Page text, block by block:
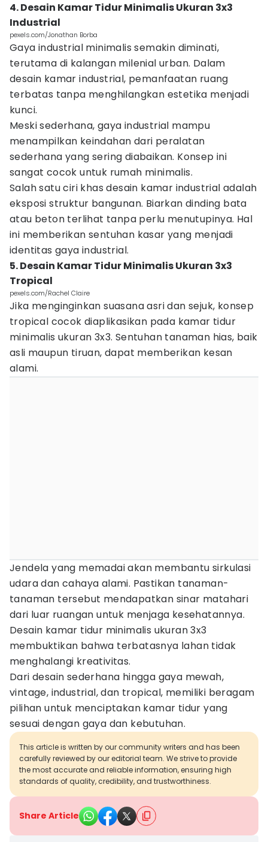
4. Desain Kamar Tidur Minimalis Ukuran 3x3
Industrial
pexels.com/Jonathan Borba
Gaya industrial minimalis semakin diminati,
terutama di kalangan milenial urban. Dalam
desain kamar industrial, pemanfaatan ruang
terbatas tanpa menghilangkan estetika menjadi
kunci.
Meski sederhana, gaya industrial mampu
menampilkan keindahan dari peralatan
sederhana yang sering diabaikan. Konsep ini
sangat cocok untuk rumah minimalis.
Salah satu ciri khas desain kamar industrial adalah
eksposi struktur bangunan. Biarkan dinding bata
atau beton terlihat tanpa perlu menutupinya. Hal
ini memberikan sentuhan kasar yang menjadi
identitas gaya industrial.
5. Desain Kamar Tidur Minimalis Ukuran 3x3
Tropical
pexels.com/Rachel Claire
Jika menginginkan suasana asri dan sejuk, konsep
tropical cocok diaplikasikan pada kamar tidur
minimalis ukuran 3x3. Sentuhan tanaman hias, baik
asli maupun tiruan, dapat memberikan kesan
alami.
Jendela yang memadai akan membantu sirkulasi
udara dan cahaya alami. Pastikan tanaman-
tanaman tersebut mendapatkan sinar matahari
dari luar ruangan untuk menjaga kesehatannya.
Desain kamar tidur minimalis ukuran 3x3
membuktikan bahwa terbatasnya lahan tidak
menghalangi kreativitas.
Dari desain sederhana hingga gaya mewah,
vintage, industrial, dan tropical, memiliki beragam
pilihan untuk menciptakan kamar tidur yang
sesuai dengan gaya dan kebutuhan.
This article is written by our community writers and has been
carefully reviewed by our editorial team. We strive to provide
the most accurate and reliable information, ensuring high
standards of quality, credibility, and trustworthiness.
Share Article